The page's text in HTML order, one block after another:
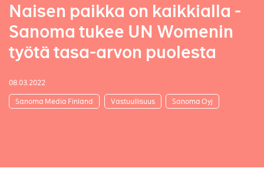
Naisen paikka on kaikkialla -
Sanoma tukee UN Womenin
työtä tasa-arvon puolesta
08.03.2022
Sanoma Media Finland Vastuullisuus Sanoma Oyj